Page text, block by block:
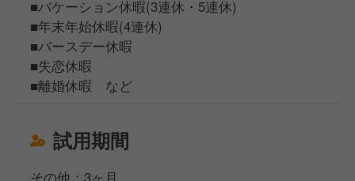
■バケーション休暇(3連休・5連休)
■年末年始休暇(4連休)
■バースデー休暇
■失恋休暇
■離婚休暇 など
試用期間
その他：3ヶ月